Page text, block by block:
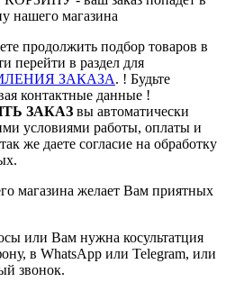
нашего магазина
продолжить подбор товаров в
перейти в раздел для
ЗАКАЗА. ! Будьте
контактные данные !
ЗАКАЗ вы автоматически
условиями работы, оплаты и
же даете согласие на обработку
магазина желает Вам приятных
или Вам нужна косультатция
в WhatsApp или Telegram, или
звонок.